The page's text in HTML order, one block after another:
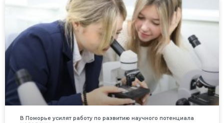
В Поморье усилят работу по развитию научного потенциала